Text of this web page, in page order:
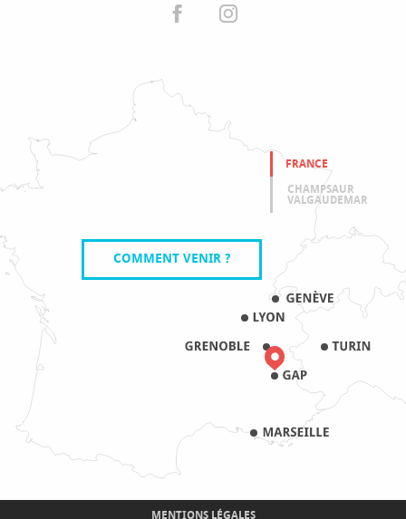
FRANCE
CHAMPSAUR
VALGAUDEMAR
COMMENT VENIR ?
MENTIONS LÉGALES